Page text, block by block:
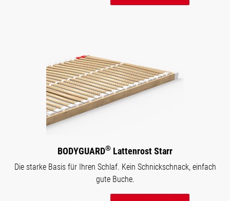
BODYGUARD® Lattenrost Starr
Die starke Basis für Ihren Schlaf. Kein Schnickschnack, einfach
gute Buche.